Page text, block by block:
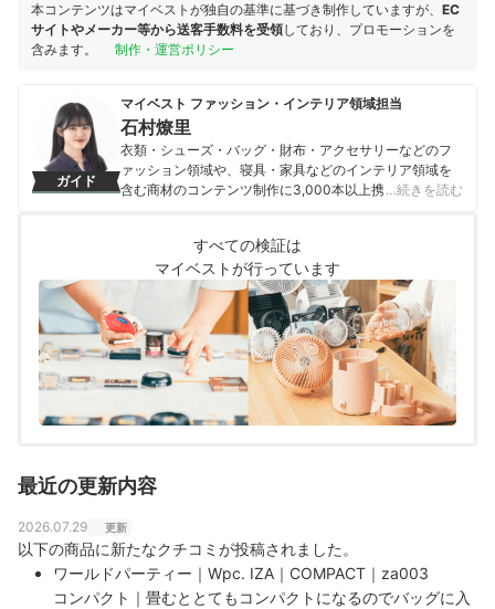
本コンテンツはマイベストが独自の基準に基づき制作していますが、 EC
サイトやメーカー等から送客手数料を受領しており、プロモーションを
含みます。
制作・運営ポリシー
ガイド
マイベスト ファッション・インテリア領域担当
石村燎里
衣類・シューズ・バッグ・財布・アクセサリーなどのフ
ァッション領域や、寝具・家具などのインテリア領域を
含む商材のコンテンツ制作に3,000本以上携わる。デザ
に、情報発信を行っている。
石村燎里のプロフィール
…続きを読む
すべての検証は
マイベストが行っています
最近の更新内容
2026.07.29 更新
以下の商品に新たなクチコミが投稿されました。
ワールドパーティー｜Wpc. IZA｜COMPACT｜za003
コンパクト｜畳むととてもコンパクトになるのでバッグに入